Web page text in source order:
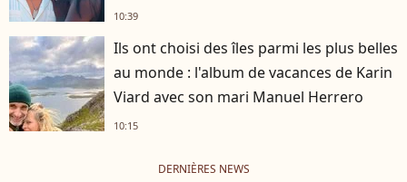
10:39
Ils ont choisi des îles parmi les plus belles
au monde : l'album de vacances de Karin
Viard avec son mari Manuel Herrero
10:15
DERNIÈRES NEWS